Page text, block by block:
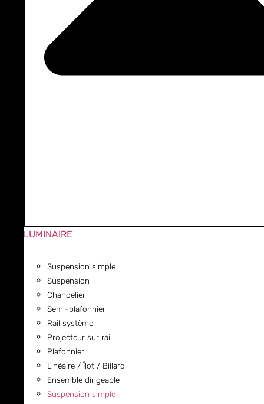
LUMINAIRE
Suspension simple
Suspension
Chandelier
Semi-plafonnier
Rail système
Projecteur sur rail
Plafonnier
Linéaire / Îlot / Billard
Ensemble dirigeable
Suspension simple